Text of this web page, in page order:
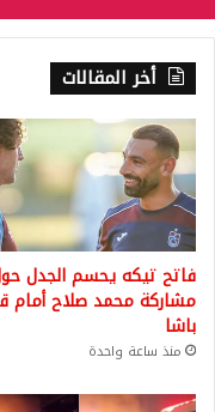
أخر المقالات
فاتح تيكه يحسم الجدل
مشاركة محمد صلاح أمام
باشا
منذ ساعة واحدة